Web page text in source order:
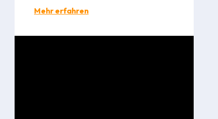
Mehr erfahren